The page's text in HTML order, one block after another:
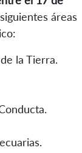
áreas
la Tierra.